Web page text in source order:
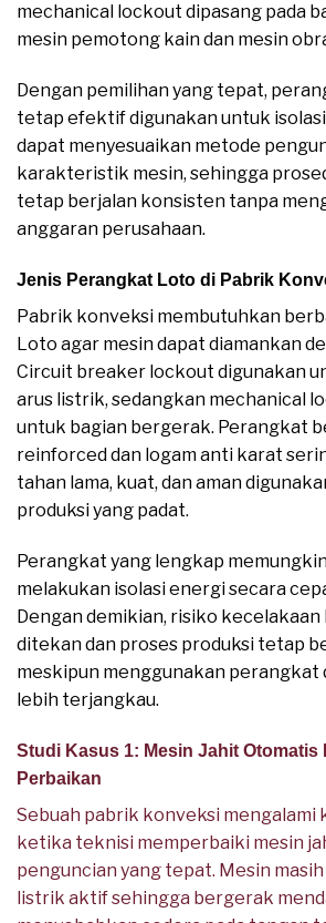
mechanical lockout dipasang pada
mesin pemotong kain dan mesin
Dengan pemilihan yang tepat,
tetap efektif digunakan untuk
dapat menyesuaikan metode
karakteristik mesin, sehingga
tetap berjalan konsisten tanpa
anggaran perusahaan.
Jenis Perangkat Loto di Pabrik
Pabrik konveksi membutuhkan
Loto agar mesin dapat diamankan
Circuit breaker lockout digunakan
arus listrik, sedangkan mechanical
untuk bagian bergerak. Perangkat
reinforced dan logam anti karat
tahan lama, kuat, dan aman
produksi yang padat.
Perangkat yang lengkap
melakukan isolasi energi secara
Dengan demikian, risiko kecelakaan
ditekan dan proses produksi tetap
meskipun menggunakan perangkat
lebih terjangkau.
Studi Kasus 1: Mesin Jahit Otomatis
Perbaikan
Sebuah pabrik konveksi mengalami
ketika teknisi memperbaiki mesin
penguncian yang tepat. Mesin
listrik aktif sehingga bergerak